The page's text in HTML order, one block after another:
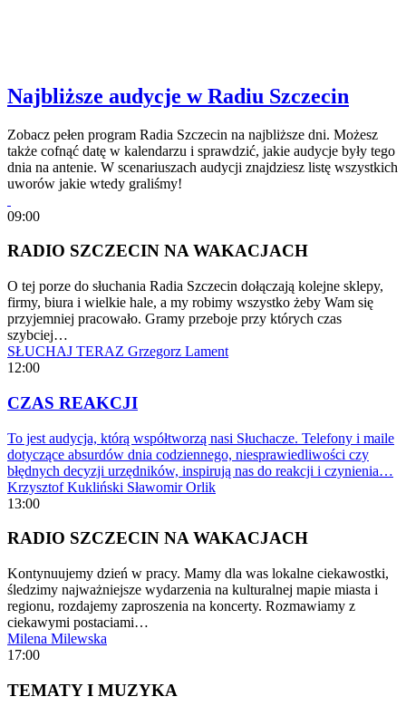
Najbliższe audycje w Radiu Szczecin
Zobacz pełen program Radia Szczecin na najbliższe dni. Możesz
także cofnąć datę w kalendarzu i sprawdzić, jakie audycje były tego
dnia na antenie. W scenariuszach audycji znajdziesz listę wszystkich
uworów jakie wtedy graliśmy!
09:00
RADIO SZCZECIN NA WAKACJACH
O tej porze do słuchania Radia Szczecin dołączają kolejne sklepy,
firmy, biura i wielkie hale, a my robimy wszystko żeby Wam się
przyjemniej pracowało. Gramy przeboje przy których czas
szybciej…
SŁUCHAJ TERAZ Grzegorz Lament
12:00
CZAS REAKCJI
To jest audycja, którą współtworzą nasi Słuchacze. Telefony i maile
dotyczące absurdów dnia codziennego, niesprawiedliwości czy
błędnych decyzji urzędników, inspirują nas do reakcji i czynienia…
Krzysztof Kukliński Sławomir Orlik
13:00
RADIO SZCZECIN NA WAKACJACH
Kontynuujemy dzień w pracy. Mamy dla was lokalne ciekawostki,
śledzimy najważniejsze wydarzenia na kulturalnej mapie miasta i
regionu, rozdajemy zaproszenia na koncerty. Rozmawiamy z
ciekawymi postaciami…
Milena Milewska
17:00
TEMATY I MUZYKA